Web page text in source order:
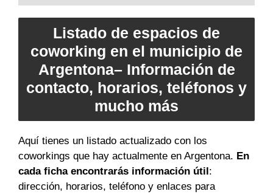
Listado de espacios de
coworking en el municipio de
Argentona– Información de
contacto, horarios, teléfonos y
mucho más
Aquí tienes un listado actualizado con los
coworkings que hay actualmente en Argentona. En
cada ficha encontrarás información útil:
dirección, horarios, teléfono y enlaces para